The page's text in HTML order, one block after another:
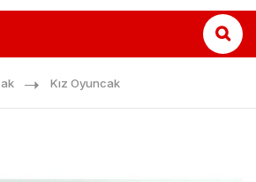
Kız Oyuncak